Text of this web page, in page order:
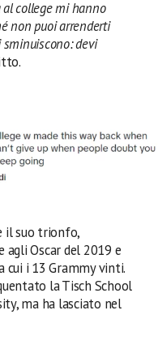
al college mi hanno
non puoi arrenderti
devi
il suo trionfo,
Oscar del 2019 e
cui i 13 Grammy vinti.
la Tisch School
ma ha lasciato nel